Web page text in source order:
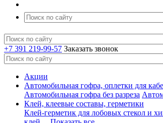
+7 391 219-99-57 Заказать звонок
Акции
Автомобильная гофра, оплетки для
Автомобильная гофра без разреза
Клей, клеевые составы, герметики
Клей-герметик для лобовых стекол и